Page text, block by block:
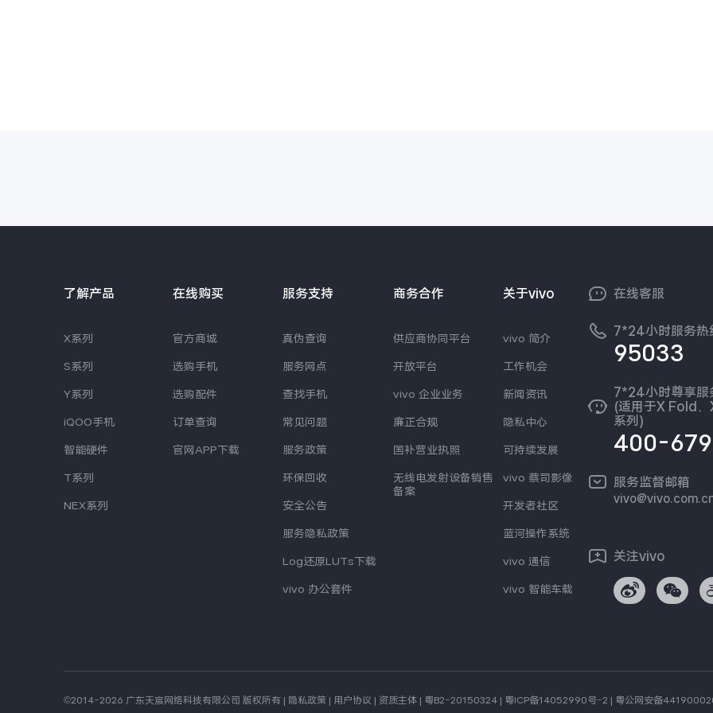
了解产品
X系列
S系列
Y系列
iQOO手机
智能硬件
T系列
NEX系列
在线购买
官方商城
选购手机
选购配件
订单查询
官网APP下载
服务支持
真伪查询
服务网点
查找手机
常见问题
服务政策
环保回收
安全公告
服务隐私政策
Log还原LUTs下载
vivo 办公套件
商务合作
供应商协同平台
开放平台
vivo 企业业务
廉正合规
国补营业执照
无线电发射设备销售
备案
关于vivo
vivo 简介
工作机会
新闻资讯
隐私中心
可持续发展
vivo 蔡司影像
开发者社区
蓝河操作系统
vivo 通信
vivo 智能车载
在线客服
7*24小时服务热
95033
7*24小时尊享服
(适用于X Fold
系列)
400-
服务监督邮箱
关注vivo
©2014-2026 广东天宸网络科技有限公司 版权所有 | 隐私政策 | 用户协议 | 资质主体 | 粤B2-20150324 | 粤ICP备14052990号-2 | 粤公网安备